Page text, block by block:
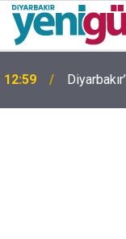
12:59
11:58
yeniden